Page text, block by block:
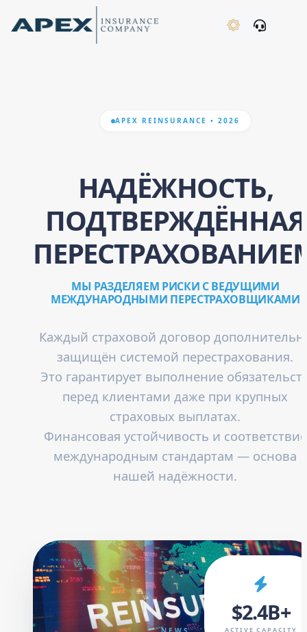
Skip to Main Content
APEX REINSURANCE • 2026
НАДЁЖНОСТЬ,
ПОДТВЕРЖДЁННАЯ
МЫ РАЗДЕЛЯЕМ РИСКИ С ВЕДУЩИМИ
МЕЖДУНАРОДНЫМИ ПЕРЕСТРАХОВЩИКАМИ
Каждый страховой договор
защищён системой перестрахования.
Это гарантирует выполнение
перед клиентами даже при крупных
страховых выплатах.
Финансовая устойчивость и соответствие
международным стандартам — основа
нашей надёжности.
$2.4B+
ACTIVE CAPACITY
New